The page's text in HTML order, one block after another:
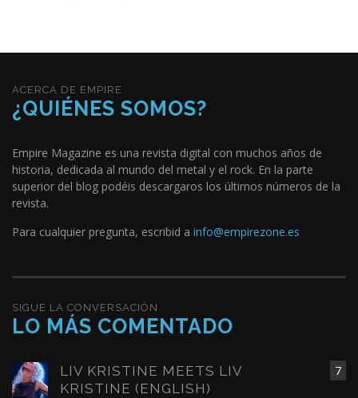
ACERCA DE EMPIRE
¿QUIÉNES SOMOS?
Empire Magazine es una revista digital con muchos años de
historia, dedicada al mundo del metal y el rock. En la parte
superior del blog podéis descargaros los últimos números de la
revista.
Para cualquier pregunta, escribid a info@empirezone.es
SIGUE LA CONVERSACIÓN
LO MÁS COMENTADO
7
LIV KRISTINE MEETS LIV
KRISTINE (ENGLISH)